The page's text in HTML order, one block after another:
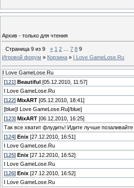
Архив - только для чтения
Страница 9 из 9 « 1 2 7 8 9
Игровой форум » Корзина » I Love GameLose.Ru
I Love GameLose.Ru
[121 ] Beautiful
[05.12.2010, 11:57]
I Love GameLose.Ru
[122] MixART [05.12.2010, 18:41]
[blue]I Love GameLose.Ru[/blue]
[123] MixART [06.12.2010, 16:25]
Так все хватит флудить! Идите лучше
[124] Enix [27.12.2010, 16:51]
I Love GameLose.Ru
[125] Enix [27.12.2010, 16:52]
I Love GameLose.Ru
[126] Enix [27.12.2010, 16:52]
I Love GameLose.Ru